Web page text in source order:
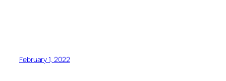
February 1, 2022